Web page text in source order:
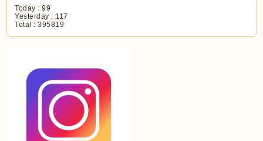
Today :99
Yesterday : 117
Total :395819